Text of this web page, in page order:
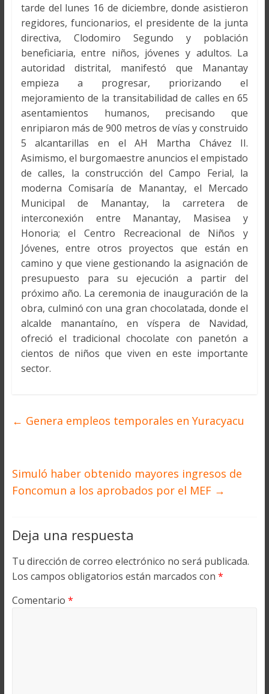
tarde del lunes 16 de diciembre, donde asistieron
regidores, funcionarios, el presidente de la junta
directiva, Clodomiro Segundo y población
beneficiaria, entre niños, jóvenes y adultos. La
autoridad distrital, manifestó que Manantay
empieza a progresar, priorizando el
mejoramiento de la transitabilidad de calles en 65
asentamientos humanos, precisando que
enripiaron más de 900 metros de vías y construido
5 alcantarillas en el AH Martha Chávez II.
Asimismo, el burgomaestre anuncios el empistado
de calles, la construcción del Campo Ferial, la
moderna Comisaría de Manantay, el Mercado
Municipal de Manantay, la carretera de
interconexión entre Manantay, Masisea y
Honoria; el Centro Recreacional de Niños y
Jóvenes, entre otros proyectos que están en
camino y que viene gestionando la asignación de
presupuesto para su ejecución a partir del
próximo año. La ceremonia de inauguración de la
obra, culminó con una gran chocolatada, donde el
alcalde manantaíno, en víspera de Navidad,
ofreció el tradicional chocolate con panetón a
cientos de niños que viven en este importante
sector.
← Genera empleos temporales en Yuracyacu
Simuló haber obtenido mayores ingresos de
Foncomun a los aprobados por el MEF →
Deja una respuesta
Tu dirección de correo electrónico no será publicada.
Los campos obligatorios están marcados con *
Comentario *